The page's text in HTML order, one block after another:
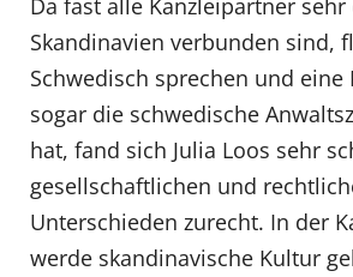
Skandinavien verbunden sind,
Schwedisch sprechen und eine
sogar die schwedische
hat, fand sich Julia Loos sehr
gesellschaftlichen und
Unterschieden zurecht. In der
werde skandinavische Kultur